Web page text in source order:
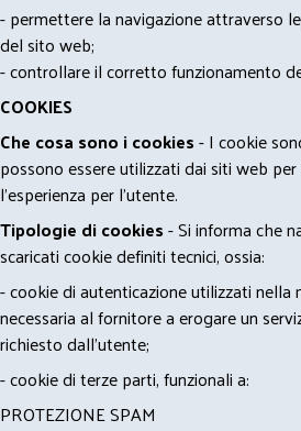
- permettere la navigazione attraverso
del sito web;
- controllare il corretto funzionamento
COOKIES
Che cosa sono i cookies- I cookie
possono essere utilizzati dai siti web
l'esperienza per l'utente.
Tipologie di cookies- Si informa che
scaricati cookie definiti tecnici, ossia:
- cookie di autenticazione utilizzati
necessaria al fornitore a erogare un
richiesto dall'utente;
- cookie di terze parti, funzionali a:
PROTEZIONE SPAM